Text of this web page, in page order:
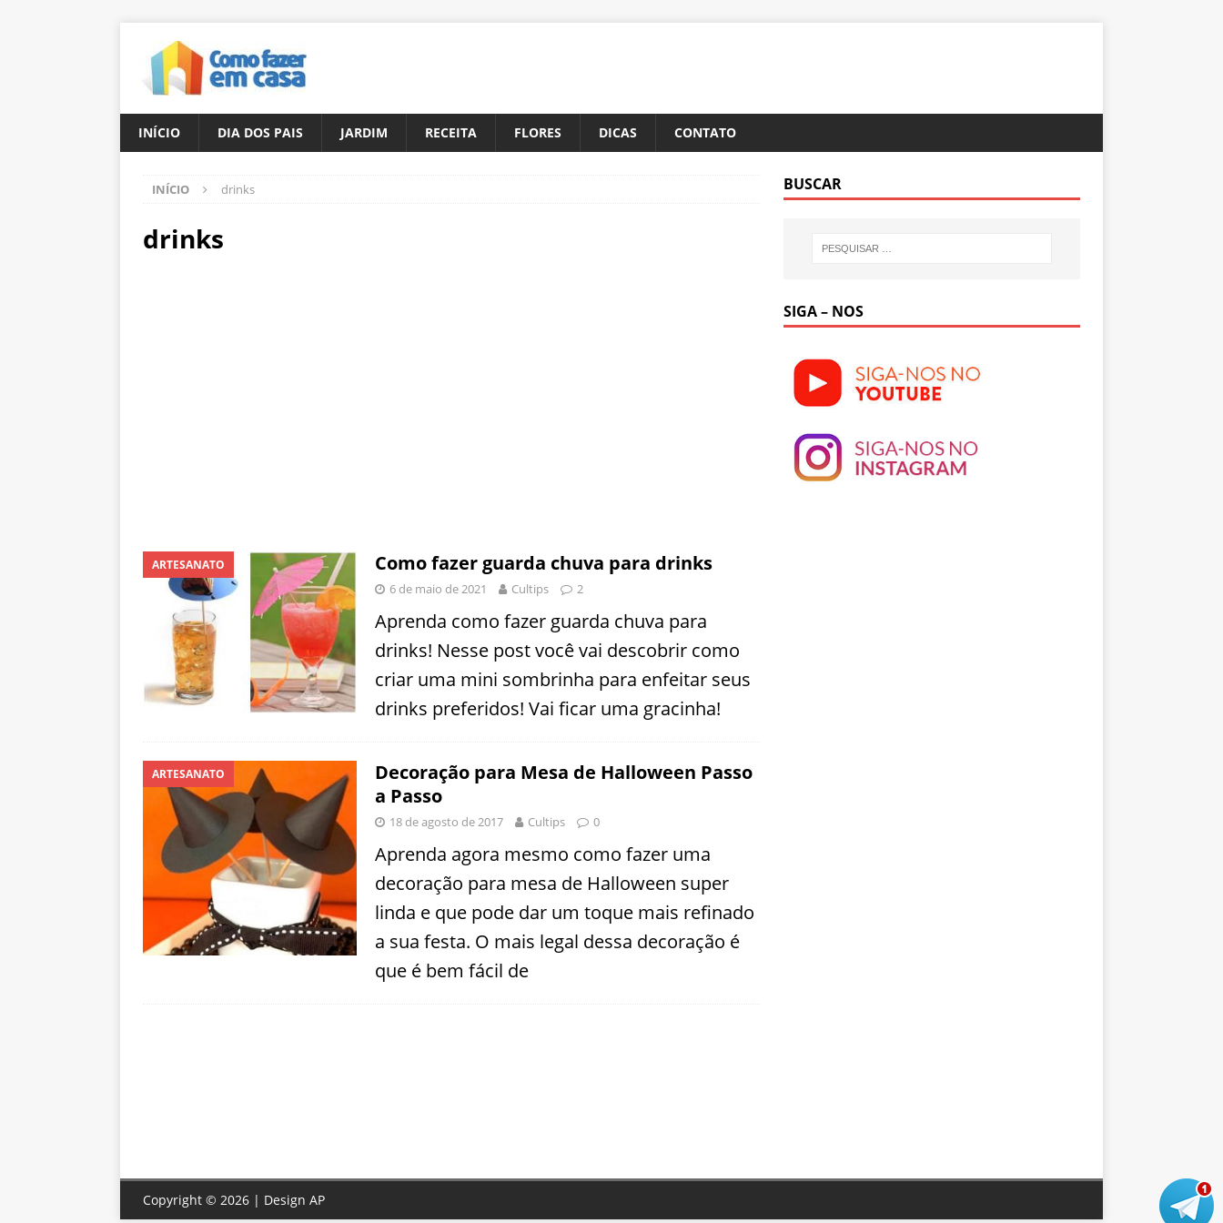
INÍCIO DIA DOS PAIS JARDIM RECEITA FLORES DICAS CONTATO
INÍCIO drinks
drinks
ARTESANATO Como fazer guarda chuva para drinks
6 de maio de 2021 Cultips 2
Aprenda como fazer guarda chuva para
drinks! Nesse post você vai descobrir como
criar uma mini sombrinha para enfeitar seus
drinks preferidos! Vai ficar uma gracinha!
ARTESANATO
Decoração para Mesa de Halloween Passo
a Passo
18 de agosto de 2017 Cultips 0
Aprenda agora mesmo como fazer uma
decoração para mesa de Halloween super
linda e que pode dar um toque mais refinado
a sua festa. O mais legal dessa decoração é
que é bem fácil de
BUSCAR
SIGA – NOS
Copyright © 2026 | Design AP